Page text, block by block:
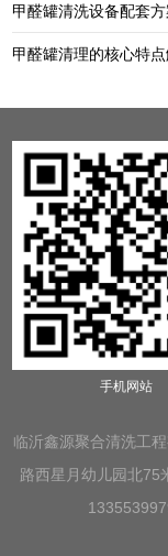
甲醛罐清洗设备配套方
甲醛罐清理的核心特
手机网站
临沂鑫源聚合清洗工
路西星月幼儿园北75